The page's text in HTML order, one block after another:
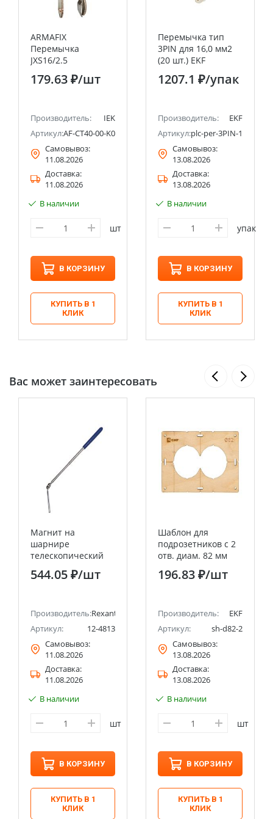
ARMAFIX
Перемычка
JXS16/2.5
гребенчатая
переходная для
179.63 ₽/шт
Производитель:
IEK
Артикул:AF-CT40-00-K03-016-SD
Самовывоз:
11.08.2026
Доставка:
11.08.2026
В наличии
шт
В КОРЗИНУ
КУПИТЬ В 1
КЛИК
Перемычка тип
3PIN для 16,0 мм2
(20 шт.) EKF
1207.1 ₽/упак
Производитель:
EKF
Артикул:plc-per-3PIN-16
Самовывоз:
13.08.2026
Доставка:
13.08.2026
В наличии
упак
В КОРЗИНУ
КУПИТЬ В 1
КЛИК
Вас может заинтересовать
Магнит на
шарнире
телескопический
280-430мм
(удержание 450г)
544.05 ₽/шт
Производитель:Rexant
Артикул:
12-4813
Самовывоз:
11.08.2026
Доставка:
11.08.2026
В наличии
шт
В КОРЗИНУ
КУПИТЬ В 1
КЛИК
Шаблон для
подрозетников c 2
отв. диам. 82 мм
EKF Expert
196.83 ₽/шт
Производитель:
EKF
Артикул:
sh-d82-2
Самовывоз:
13.08.2026
Доставка:
13.08.2026
В наличии
шт
В КОРЗИНУ
КУПИТЬ В 1
КЛИК